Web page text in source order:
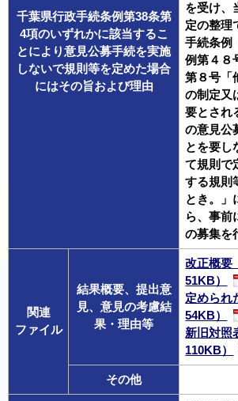
千葉県行政手続条例第38条第
4項のいずれかに該当するこ
とにより意見公募手続を実施
しないで規則等を定めた場合
にはその旨および理由
を受け、
定の整理
手続条例
例第４８
第８号「
の制定又
要とされ
の意見公
とを要し
て規則で
する規則
とき。」
ら、事前
の募集を
関連
ファイル
結果概要、提出意
見、意見の考慮結
果・理由等
改正概要
51KB）
定められ
54KB）
新旧対照
110KB）
その他